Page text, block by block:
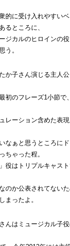
的に受け入れやすい
るところに、
ジカルのヒロインの
う。
か子さん演じる主人
初のフレーズ1小節で
レーション含めた表
なぁと思うところに
ちゃった程。
役はトリプルキャス
のか公表されてない
まったよ。
んはミュージカル子役